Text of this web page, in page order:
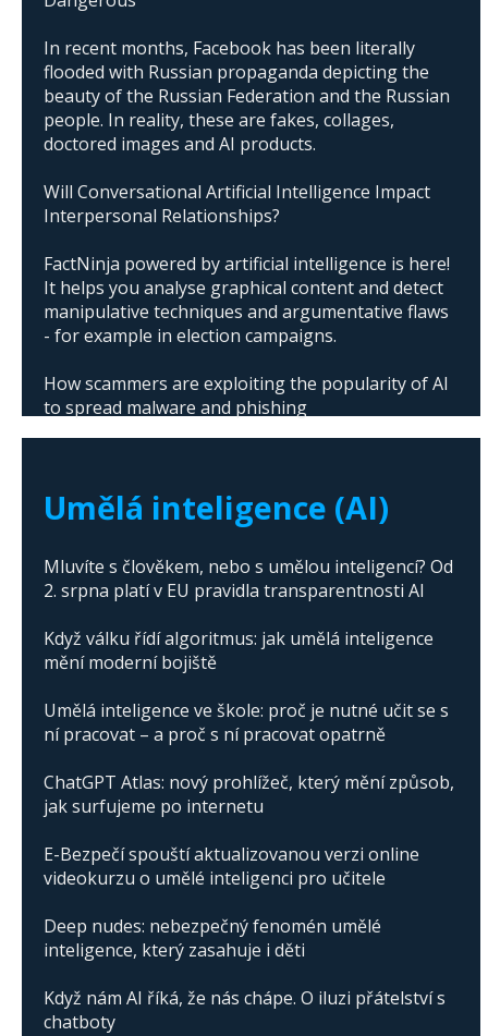
In recent months, Facebook has been literally
flooded with Russian propaganda depicting the
beauty of the Russian Federation and the Russian
people. In reality, these are fakes, collages,
doctored images and AI products.
Will Conversational Artificial Intelligence Impact
Interpersonal Relationships?
FactNinja powered by artificial intelligence is here!
It helps you analyse graphical content and detect
manipulative techniques and argumentative flaws
- for example in election campaigns.
How scammers are exploiting the popularity of AI
to spread malware and phishing
Umělá inteligence (AI)
Mluvíte s člověkem, nebo s umělou inteligencí? Od
2. srpna platí v EU pravidla transparentnosti AI
Když válku řídí algoritmus: jak umělá inteligence
mění moderní bojiště
Umělá inteligence ve škole: proč je nutné učit se s
ní pracovat – a proč s ní pracovat opatrně
ChatGPT Atlas: nový prohlížeč, který mění způsob,
jak surfujeme po internetu
E-Bezpečí spouští aktualizovanou verzi online
videokurzu o umělé inteligenci pro učitele
Deep nudes: nebezpečný fenomén umělé
inteligence, který zasahuje i děti
Když nám AI říká, že nás chápe. O iluzi přátelství s
chatboty